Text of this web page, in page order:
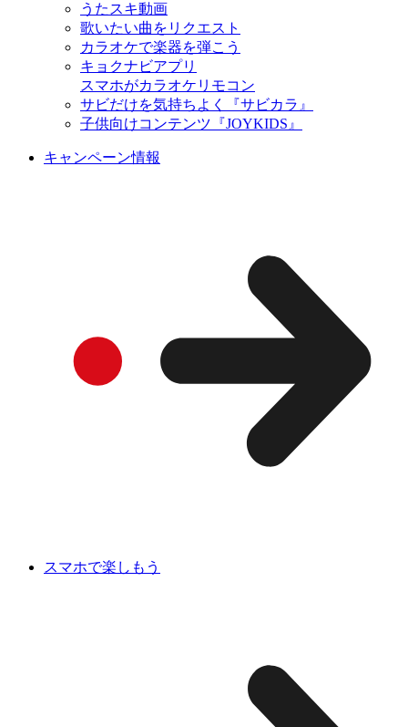
うたスキ動画
歌いたい曲をリクエスト
カラオケで楽器を弾こう
キョクナビアプリ
スマホがカラオケリモコン
サビだけを気持ちよく『サビカラ』
子供向けコンテンツ『JOYKIDS』
キャンペーン情報
スマホで楽しもう